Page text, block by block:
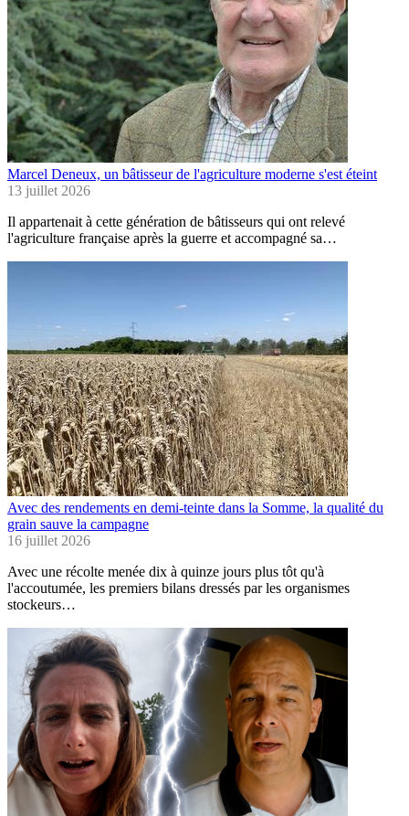
Marcel Deneux, un bâtisseur de l'agriculture moderne s'est éteint
13 juillet 2026
Il appartenait à cette génération de bâtisseurs qui ont relevé
l'agriculture française après la guerre et accompagné sa…
Avec des rendements en demi-teinte dans la Somme, la qualité du
grain sauve la campagne
16 juillet 2026
Avec une récolte menée dix à quinze jours plus tôt qu'à
l'accoutumée, les premiers bilans dressés par les organismes
stockeurs…